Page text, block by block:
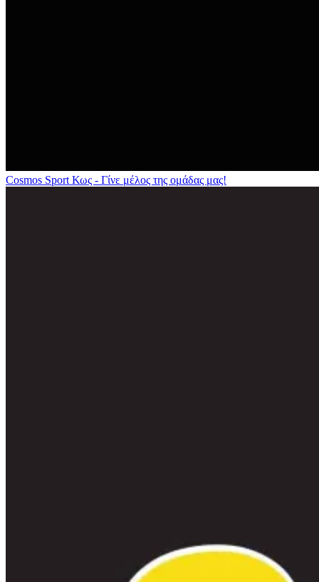
Cosmos Sport Κως - Γίνε μέλος της ομάδας μας!